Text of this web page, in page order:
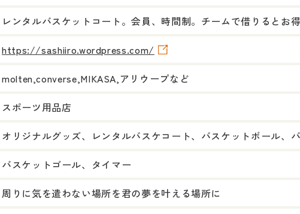
レンタルバスケットコート。会員、時間制。チームで借りるとお
https://sashiiro.wordpress.com/
molten,converse,MIKASA,アリウープなど
スポーツ用品店
オリジナルグッズ、レンタルバスケコート、バスケットボール、
バスケットゴール、タイマー
周りに気を遣わない場所を君の夢を叶える場所に